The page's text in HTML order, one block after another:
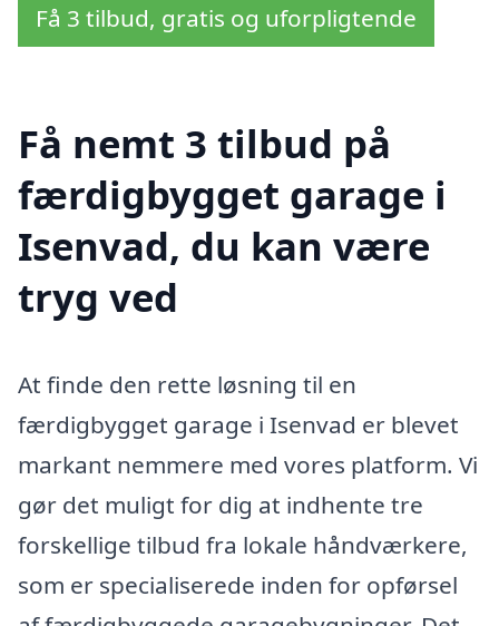
Få 3 tilbud, gratis og uforpligtende
Få nemt 3 tilbud på
færdigbygget garage i
Isenvad, du kan være
tryg ved
At finde den rette løsning til en
færdigbygget garage i Isenvad er blevet
markant nemmere med vores platform. Vi
gør det muligt for dig at indhente tre
forskellige tilbud fra lokale håndværkere,
som er specialiserede inden for opførsel